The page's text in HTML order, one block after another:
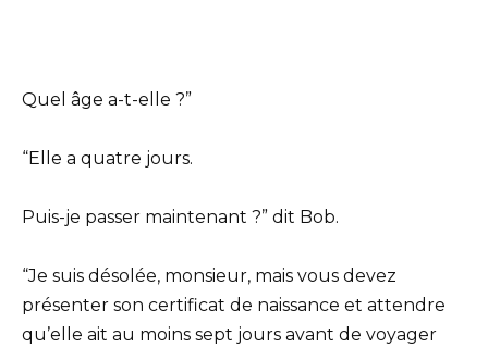
Quel âge a-t-elle ?”
“Elle a quatre jours.
Puis-je passer maintenant ?” dit Bob.
“Je suis désolée, monsieur, mais vous devez
présenter son certificat de naissance et attendre
qu’elle ait au moins sept jours avant de voyager